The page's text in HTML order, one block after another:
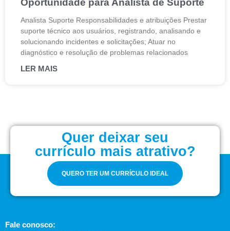
Oportunidade para Analista de Suporte
Analista Suporte Responsabilidades e atribuições Prestar
suporte técnico aos usuários, registrando, analisando e
solucionando incidentes e solicitações; Atuar no
diagnóstico e resolução de problemas relacionados
LER MAIS
Quer deixar seu
currículo mais atrativo?
QUERO TER UM CURRÍCULO IDEAL
Fale conosco: